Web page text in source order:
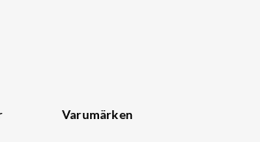
Varumärken